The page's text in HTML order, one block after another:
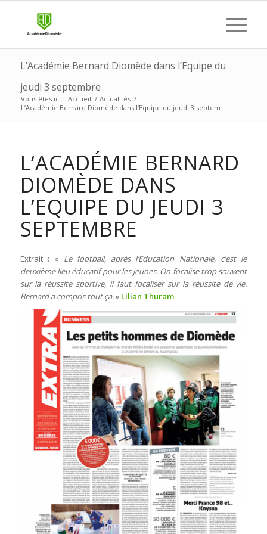
L’Académie Bernard Diomède dans l’Equipe du
jeudi 3 septembre
Vous êtes ici : Accueil / Actualités /
L’Académie Bernard Diomède dans l’Equipe du jeudi 3 septem...
L‘ACADÉMIE BERNARD
DIOMÈDE DANS
L’EQUIPE DU JEUDI 3
SEPTEMBRE
Extrait : « Le football, après l’Education Nationale, c’est le
deuxième lieu éducatif pour les jeunes. On focalise trop souvent
sur la réussite sportive, il faut focaliser sur la réussite de vie.
Bernard a compris tout ça.» Lilian Thuram